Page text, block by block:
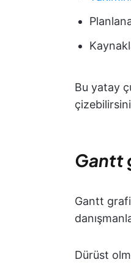
Bu yatay
Gantt
Gantt
Dürüst